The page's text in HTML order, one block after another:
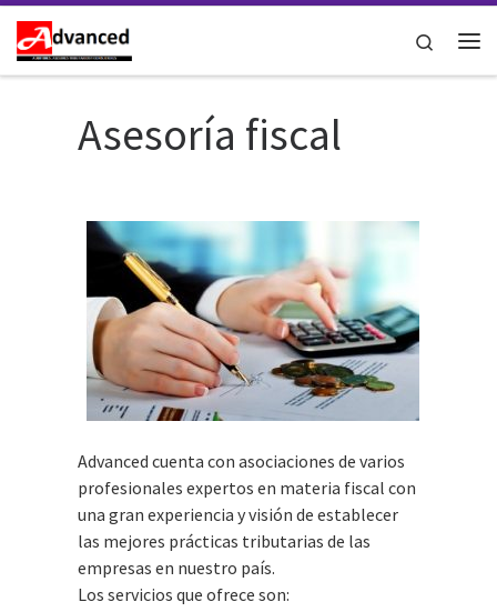
Saltar al contenido
Search
Asesoría fiscal
Advanced cuenta con asociaciones de varios
profesionales expertos en materia fiscal con
una gran experiencia y visión de establecer
las mejores prácticas tributarias de las
empresas en nuestro país.
Los servicios que ofrece son: